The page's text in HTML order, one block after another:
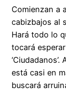
Comienzan a
cabizbajos al
Hará todo lo
tocará
está casi en
buscará